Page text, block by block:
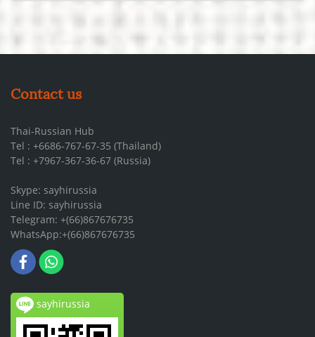
Contact us
Thai-Russian Hub
Tel : +6686-767-67-35 (Thailand)
Tel : +7967-367-36-67 (Russia)
Skype: sayhirussia
Line ID: sayhirussia
Telegram: +(66)867676735
WhatsApp:+(66)867676735
sayhirussia